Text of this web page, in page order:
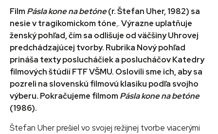
FilmPásla kone na betóne(r. Štefan Uher, 1982) sa
nesie v tragikomickom tóne,.Výrazne uplatňuje
ženský pohľad, čím sa odlišuje od väčšiny Uhrovej
predchádzajúcej tvorby. Rubrika Nový pohľad
prináša texty poslucháčiek a poslucháčov Katedry
filmových štúdií FTF VŠMU. Oslovili sme ich, aby sa
pozreli na slovenskú filmovú klasiku podľa svojho
výberu. Pokračujeme filmomPásla kone na betóne
(1986).
Štefan Uher prešiel vo svojej režijnej tvorbe viacerými